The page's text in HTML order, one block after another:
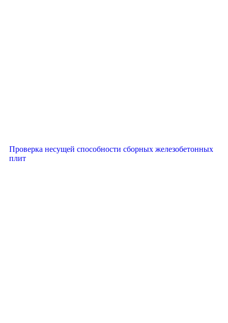
Проверка несущей способности сборных железобетонных
плит